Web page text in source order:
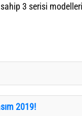
3 serisi
2019!